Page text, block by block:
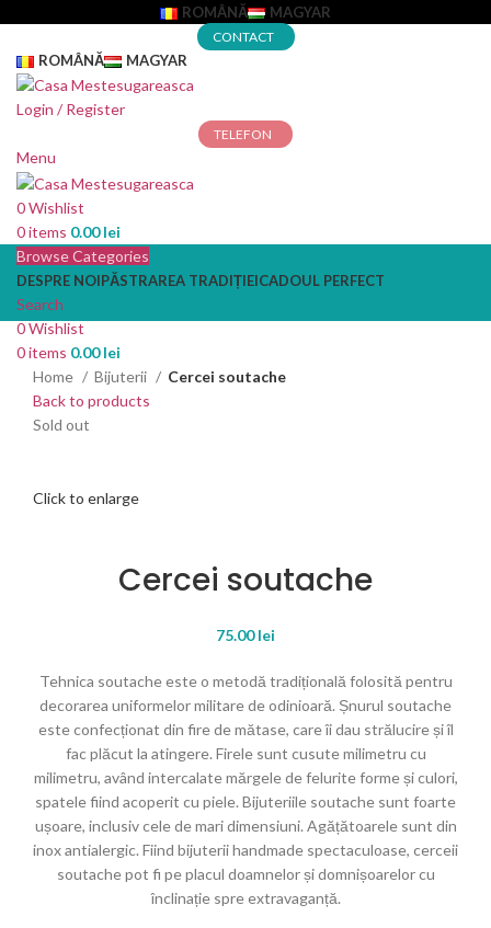
ROMÂNĂ MAGYAR
CONTACT
ROMÂNĂ MAGYAR
Login / Register
TELEFON
Menu
0Wishlist
0items 0.00lei
Browse Categories
DESPRE NOIPĂSTRAREA TRADIȚIEICADOUL PERFECT
Search
0Wishlist
0items 0.00lei
Home
Bijuterii
Cercei soutache
Back to products
Sold out
Click to enlarge
Cercei soutache
75.00lei
Tehnica soutache este o metodă tradițională folosită pentru
decorarea uniformelor militare de odinioară. Șnurul soutache
este confecționat din fire de mătase, care îi dau strălucire și îl
fac plăcut la atingere. Firele sunt cusute milimetru cu
milimetru, având intercalate mărgele de felurite forme și culori,
spatele fiind acoperit cu piele. Bijuteriile soutache sunt foarte
ușoare, inclusiv cele de mari dimensiuni. Agățătoarele sunt din
inox antialergic. Fiind bijuterii handmade spectaculoase, cerceii
soutache pot fi pe placul doamnelor și domnișoarelor cu
înclinație spre extravaganță.